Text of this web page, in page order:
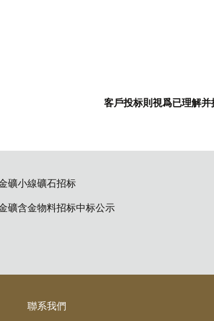
客戶投标則視爲已理解并
礦小線礦石招标
礦含金物料招标中标公示
聯系我們